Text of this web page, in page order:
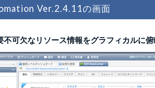
Ver.2.4.11の画面
不可欠なリソース情報をグラフィカルに